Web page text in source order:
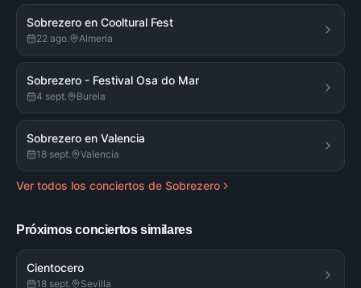
Sobrezero en Cooltural Fest
22 ago. Almería
Sobrezero - Festival Osa do Mar
4 sept. Burela
Sobrezero en Valencia
18 sept. Valencia
Ver todos los conciertos de Sobrezero
Próximos conciertos similares
Cientocero
18 sept. Sevilla